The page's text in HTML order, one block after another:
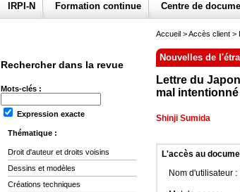
IRPI-N Formation continue Centre de
Rechercher dans la revue
Mots-clés :
Expression exacte
Thématique :
Droit d'auteur et droits voisins
Dessins et modèles
Créations techniques
Accueil >Accès client >
Nouvelles de
Lettre du
mal
Shinji Sumida
L'accès au
Nom d'utilisateur :